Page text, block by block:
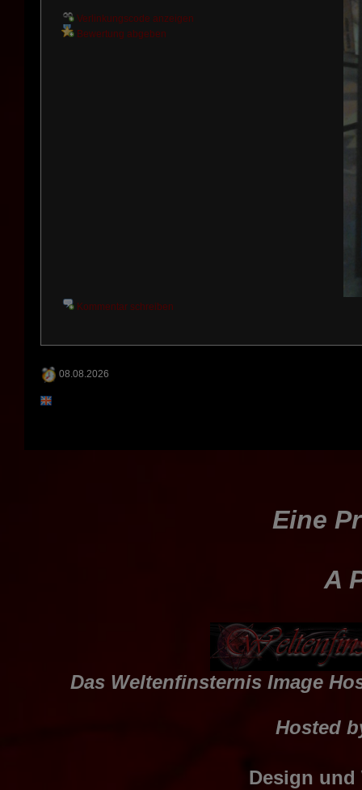
Verlinkungscode anzeigen
Bewertung abgeben
Kommentar schreiben
08.08.2026
Eine
A
Das Weltenfinsternis Image
Hosted
Design und